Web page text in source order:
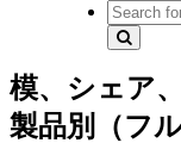
模、シェア
製品別（フ